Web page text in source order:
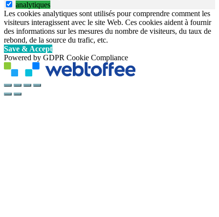
analytiques
Les cookies analytiques sont utilisés pour comprendre comment les
visiteurs interagissent avec le site Web. Ces cookies aident à fournir
des informations sur les mesures du nombre de visiteurs, du taux de
rebond, de la source du trafic, etc.
Save & Accept
Powered by GDPR Cookie Compliance